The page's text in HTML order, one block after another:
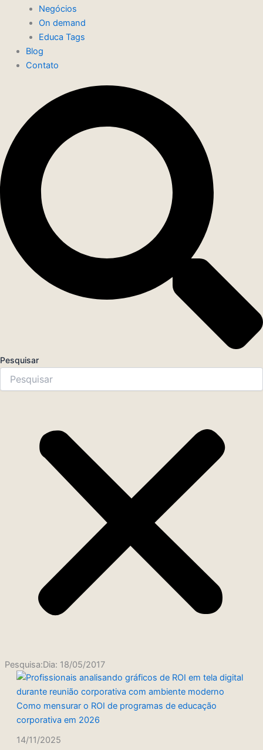
Negócios
On demand
Educa Tags
Blog
Contato
Pesquisar
Pesquisa:Dia: 18/05/2017
Como mensurar o ROI de programas de educação
corporativa em 2026
14/11/2025